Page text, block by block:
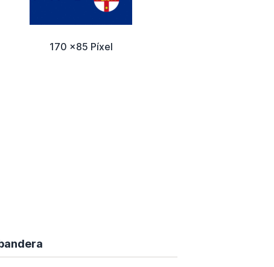
170 x85 Píxel